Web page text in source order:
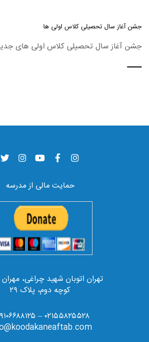
جشن آغاز سال تحصیلی کلاس اولی ها
جشن آغاز سال تحصیلی کلاس اولی های جدید
حمایت مالی از مدرسه
تهران اتوبان شهید چراغی،
کوچه دوم، پلاک ۲۹